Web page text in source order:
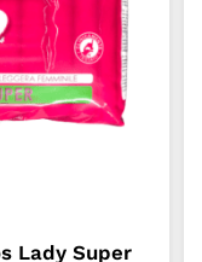
Lady Super